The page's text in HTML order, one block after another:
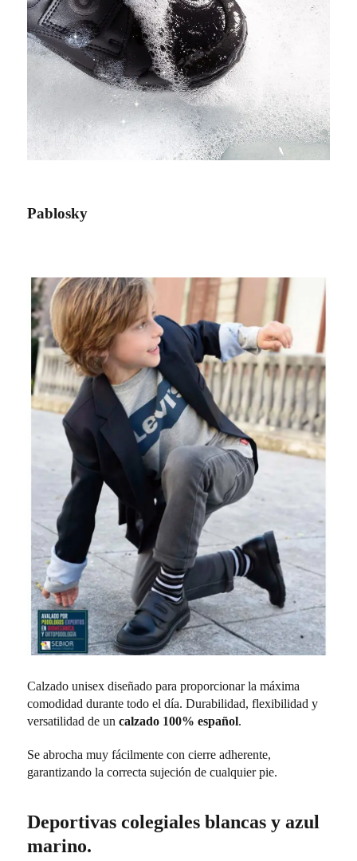
Pablosky
Calzado unisex diseñado para proporcionar la máxima
comodidad durante todo el día. Durabilidad, flexibilidad y
versatilidad de uncalzado 100% español.
Se abrocha muy fácilmente con cierre adherente,
garantizando la correcta sujeción de cualquier pie.
Deportivas colegiales blancas y azul
marino.